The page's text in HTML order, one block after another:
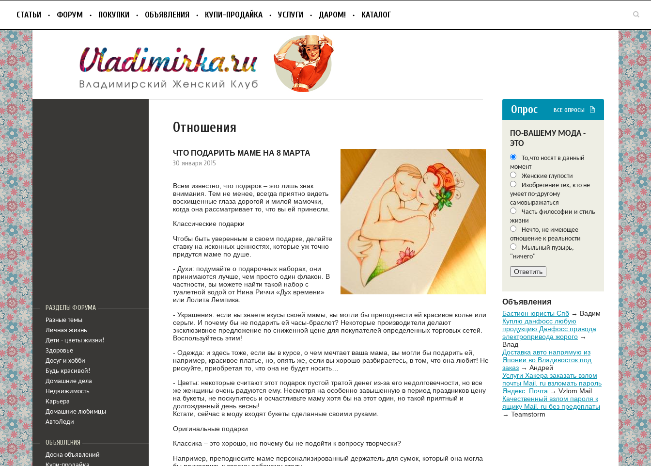
СТАТЬИ ФОРУМ ПОКУПКИ ОБЪЯВЛЕНИЯ КУПИ-ПРОДАЙКА УСЛУГИ ДАРОМ! КАТАЛОГ
РАЗДЕЛЫ ФОРУМА
Разные темы
Личная жизнь
Дети - цветы жизни!
Здоровье
Досуг и хобби
Будь красивой!
Домашние дела
Недвижимость
Карьера
Домашние любимцы
АвтоЛеди
ОБЪЯВЛЕНИЯ
Доска объявлений
Отношения
ЧТО ПОДАРИТЬ МАМЕ НА 8 МАРТА
30 января 2015
Всем известно, что подарок – это лишь знак
внимания. Тем не менее, всегда приятно видеть
восхищенные глаза дорогой и милой мамочки,
когда она рассматривает то, что вы ей принесли.
Классические подарки
Чтобы быть уверенным в своем подарке, делайте
ставку на исконных ценностях, которые уж точно
придутся маме по душе.
- Духи: подумайте о подарочных наборах, они
принимаются лучше, чем просто один флакон. В
частности, вы можете найти такой набор с
туалетной водой от Нина Риччи «Дух времени»
или Лолита Лемпика.
- Украшения: если вы знаете вкусы своей мамы, вы могли бы преподнести ей красивое колье или
серьги. И почему бы не подарить ей часы-браслет? Некоторые производители делают
эксклюзивное предложение по сниженной цене для покупателей определенных торговых сетей.
Воспользуйтесь этим!
- Одежда: и здесь тоже, если вы в курсе, о чем мечтает ваша мама, вы могли бы подарить ей,
например, красивое платье, но, опять же, если вы хорошо разбираетесь, в том, что она любит! Не
рискуйте, приобретая то, что она не будет носить…
- Цветы: некоторые считают этот подарок пустой тратой денег из-за его недолговечности, но все
же женщины очень радуются ему. Несмотря на особенно завышенную в период праздников цену
на букеты, не поскупитесь и осчастливьте маму хотя бы на этот один, но такой приятный и
долгожданный день весны!
Кстати, сейчас в моду входят букеты сделанные своими руками.
Оригинальные подарки
Классика – это хорошо, но почему бы не подойти к вопросу творчески?
Например, преподнесите маме персонализированный держатель для сумок, который она могла
Опрос ВСЕ ОПРОСЫ
ПО-ВАШЕМУ МОДА -
ЭТО
То,что носят в данный
момент
Женские глупости
Изобретение тех, кто не
умеет по-другому
самовыражаться
Часть философии и стиль
жизни
Нечто, не имеющее
отношение к реальности
Мыльный пузырь,
"ничего"
Объявления
Бастион юристы Спб → Вадим
Куплю данфосс любую
продукцию Данфосс привода
электропривода жорого →
Влад
Доставка авто напрямую из
Японии во Владивосток под
заказ → Андрей
Услуги Хакера заказать взлом
почты Mail. ru взломать пароль
Яндекс. Почта → Vzlom Mail
Качественный взлом пароля к
ящику Mail. ru без предоплаты
→ Teamstorm